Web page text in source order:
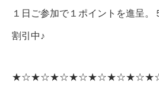
１日ご参加で１ポイントを進呈。
割引中♪